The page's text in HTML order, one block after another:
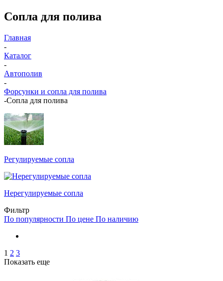
Сопла для полива
Главная
-
Каталог
-
Автополив
-
Форсунки и сопла для полива
-Сопла для полива
Регулируемые сопла
Нерегулируемые сопла
Фильтр
По популярности По цене По наличию
1 2 3
Показать еще